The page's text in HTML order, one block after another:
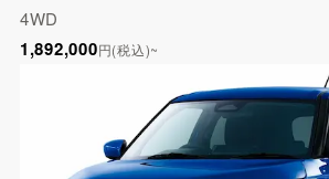
4WD
1,892,000円(税込)~